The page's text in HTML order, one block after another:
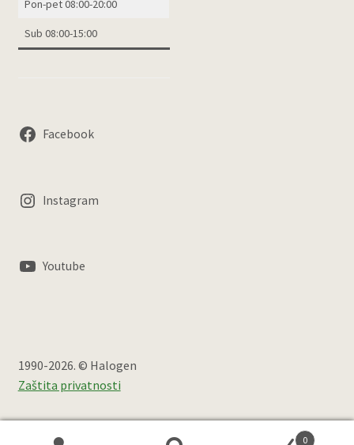
Pon-pet 08:00-20:00
Sub 08:00-15:00
Facebook
Instagram
Youtube
1990-2026. © Halogen
Zaštita privatnosti
0